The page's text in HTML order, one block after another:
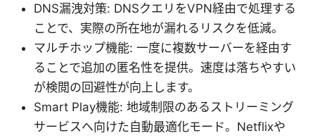
DNS漏洩対策: DNSクエリをVPN経由で処理する
ことで、実際の所在地が漏れるリスクを低減。
マルチホップ機能: 一度に複数サーバーを経由す
ることで追加の匿名性を提供。速度は落ちやすい
が検閲の回避性が向上します。
Smart Play機能: 地域制限のあるストリーミング
サービスへ向けた自動最適化モード。Netflixや